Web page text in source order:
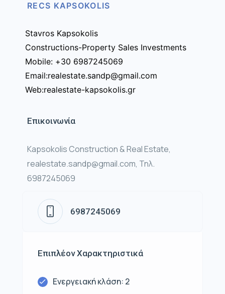
RECS KAPSOKOLIS
Stavros Kapsokolis
Constructions-Property Sales Investments
Mobile: +30 6987245069
Email:realestate.sandp@gmail.com
Web:realestate-kapsokolis.gr
Επικοινωνία
Kapsokolis Construction & Real Estate,
realestate.sandp@gmail.com, Τηλ.
6987245069
6987245069
Επιπλέον Χαρακτηριστικά
Ενεργειακή κλάση: 2